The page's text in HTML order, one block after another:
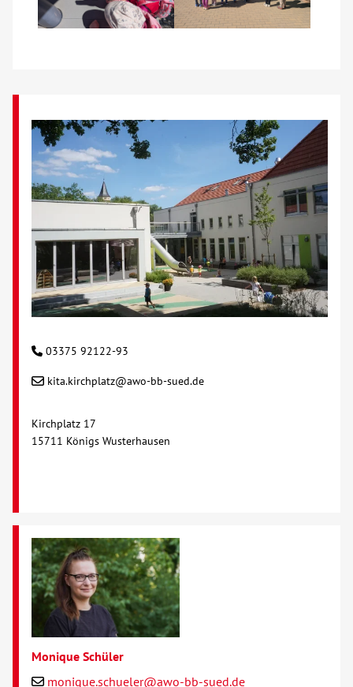
03375 92122-93
kita.kirchplatz@awo-bb-sued.de
Kirchplatz 17
15711 Königs Wusterhausen
Monique Schüler
monique.schueler@awo-bb-sued.de